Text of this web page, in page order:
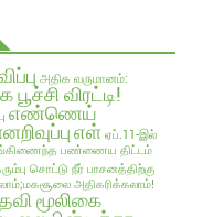
அதிக வருமானம்:
விரட்டி!
எண்ணெய்
எள் ஏப்.11-இல்
பண்ணைய திட்டம்
சொட்டு நீர் பாசனத்திற்கு
அதிகரிக்கலாம்!
மூலிகை